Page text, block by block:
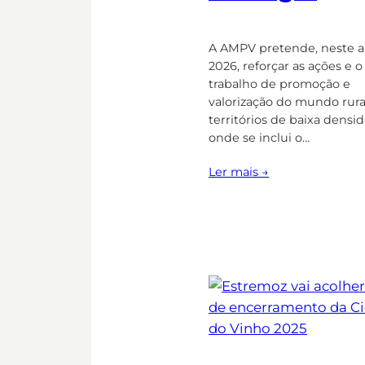
A AMPV pretende, neste
2026, reforçar as ações e o
trabalho de promoção e
valorização do mundo
territórios de baixa
onde se inclui o…
Ler mais →